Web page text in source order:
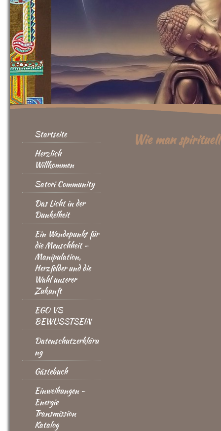
Startseite
Herzlich
Willkommen
Satori Community
Das Licht in der
Dunkelheit
Ein Wendepunkt für
die Menschheit –
Manipulation,
Herzfelder und die
Wahl unserer
Zukunft
EGO VS
BEWUSSTSEIN
Datenschutzerkläru
ng
Gästebuch
Einweihungen -
Energie
Transmission
Katalog
Wie man